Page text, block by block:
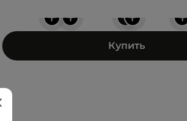
+
+
+ +
+
Купить